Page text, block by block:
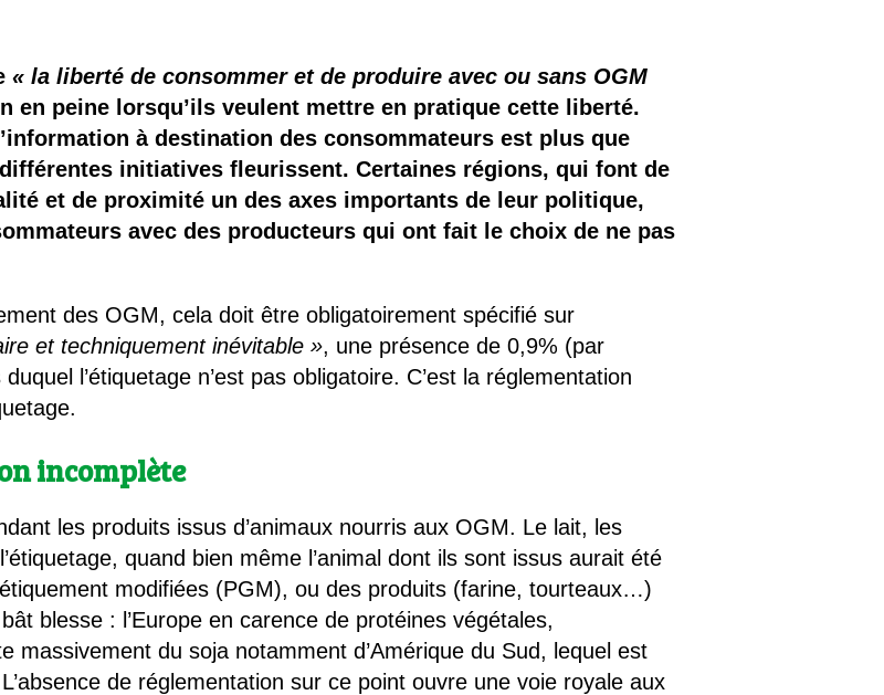
et semence
et les inconvénients des OGM ?
« la liberté de consommer et de produire avec ou sans OGM
en peine lorsqu’ils veulent mettre en pratique cette liberté.
à destination des consommateurs est plus que
initiatives fleurissent. Certaines régions, qui font de
et de proximité un des axes importants de leur politique,
avec des producteurs qui ont fait le choix de ne pas
des OGM, cela doit être obligatoirement spécifié sur
et techniquement inévitable », une présence de 0,9% (par
l’étiquetage n’est pas obligatoire. C’est la réglementation
incomplète
les produits issus d’animaux nourris aux OGM. Le lait, les
quand bien même l’animal dont ils sont issus aurait été
modifiées (PGM), ou des produits (farine, tourteaux…)
blesse : l’Europe en carence de protéines végétales,
massivement du soja notamment d’Amérique du Sud, lequel est
de réglementation sur ce point ouvre une voie royale aux